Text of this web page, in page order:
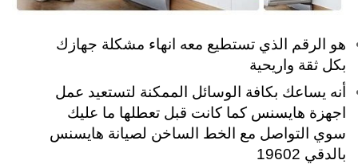
هو الرقم الذي تستطيع معه انهاء مشكلة جهازك
بكل ثقة واريحية
أنه يساعك بكافة الوسائل الممكنة لتستعيد عمل
اجهزة هايسنس كما كانت قبل تعطلها ما عليك
سوي التواصل مع الخط الساخن لصيانة هايسنس
بالدقي 19602